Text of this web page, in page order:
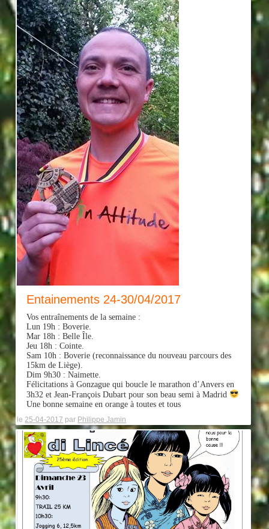
Entainements 24-30/04/2017
Vos entraînements de la semaine :
Lun 19h : Boverie.
Mar 18h : Belle Île.
Jeu 18h : Cointe.
Sam 10h : Boverie (reconnaissance du nouveau parcours des
15km de Liège).
Dim 9h30 : Naimette.
Félicitations à Gonzague qui boucle le marathon d’Anvers en
3h32 et Jean-François Dubart pour son beau semi à Madrid
Une bonne semaine en orange à toutes et tous
le25-04-2017 par Philippe Jamin